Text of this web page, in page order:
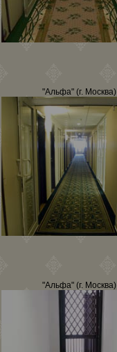
"Альфа" (г. Москва)
"Альфа" (г. Москва)